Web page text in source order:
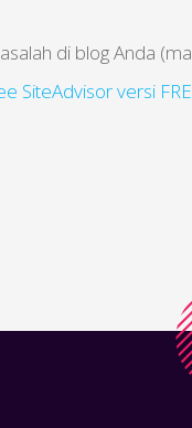
di blog Anda
SiteAdvisor versi